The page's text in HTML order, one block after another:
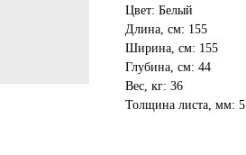
Цвет: Белый
Длина, см: 155
Ширина, см: 155
Глубина, см: 44
Вес, кг: 36
Толщина листа, мм: 5